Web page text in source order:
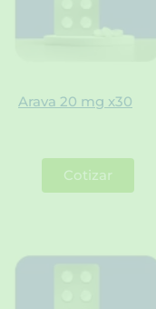
Arava 20 mg x30
Cotizar